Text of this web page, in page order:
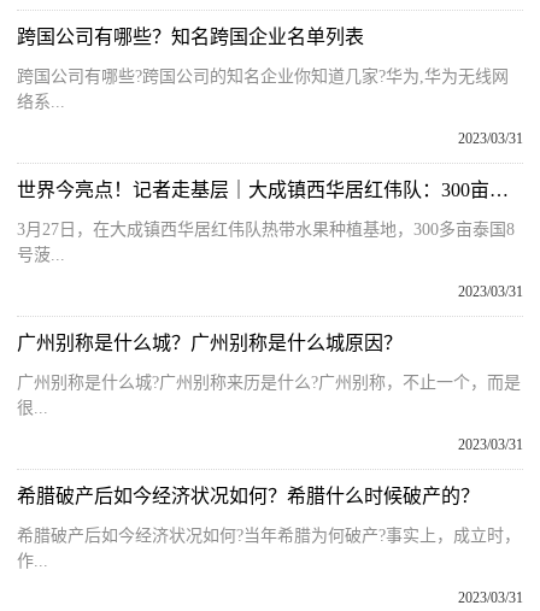
跨国公司有哪些？知名跨国企业名单列表
跨国公司有哪些?跨国公司的知名企业你知道几家?华为,华为无线网
络系...
2023/03/31
世界今亮点！记者走基层｜大成镇西华居红伟队：300亩菠萝蜜喜丰收
3月27日，在大成镇西华居红伟队热带水果种植基地，300多亩泰国8
号菠...
2023/03/31
广州别称是什么城？广州别称是什么城原因？
广州别称是什么城?广州别称来历是什么?广州别称，不止一个，而是
很...
2023/03/31
希腊破产后如今经济状况如何？希腊什么时候破产的？
希腊破产后如今经济状况如何?当年希腊为何破产?事实上，成立时，
作...
2023/03/31